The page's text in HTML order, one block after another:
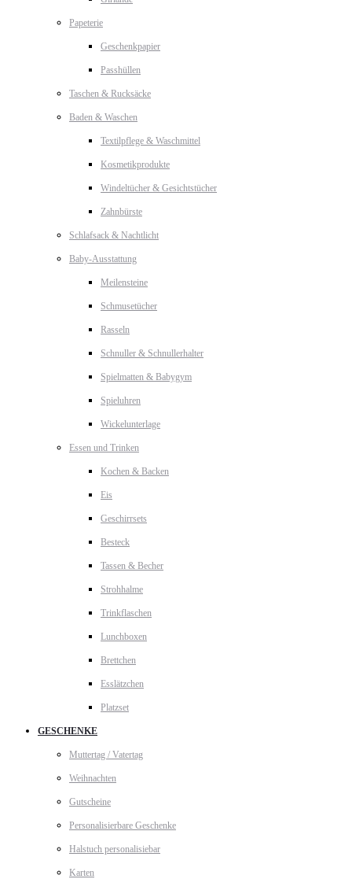
Papeterie
Geschenkpapier
Passhüllen
Taschen & Rucksäcke
Baden & Waschen
Textilpflege & Waschmittel
Kosmetikprodukte
Windeltücher & Gesichtstücher
Zahnbürste
Schlafsack & Nachtlicht
Baby-Ausstattung
Meilensteine
Schmusetücher
Rasseln
Schnuller & Schnullerhalter
Spielmatten & Babygym
Spieluhren
Wickelunterlage
Essen und Trinken
Kochen & Backen
Eis
Geschirrsets
Besteck
Tassen & Becher
Strohhalme
Trinkflaschen
Lunchboxen
Brettchen
Esslätzchen
Platzset
GESCHENKE
Muttertag / Vatertag
Weihnachten
Gutscheine
Personalisierbare Geschenke
Halstuch personalisiebar
Karten